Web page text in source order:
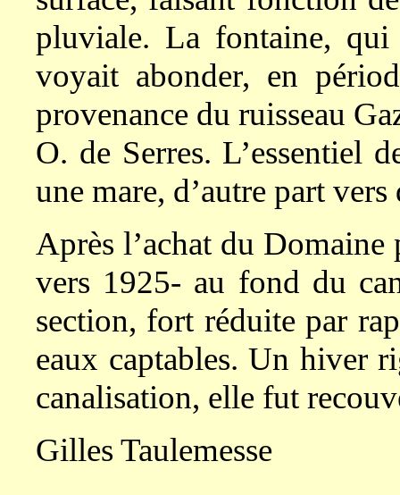
pluviale. La fontaine, qui
voyait abonder, en
provenance du ruisseau
O. de Serres. L’essentiel
une mare, d’autre part
Après l’achat du
vers 1925- au fond du
section, fort réduite par
eaux captables. Un hiver
canalisation, elle fut
Gilles Taulemesse